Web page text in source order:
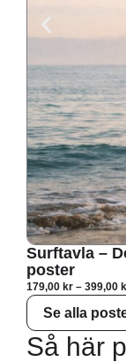
Surftavla –
poster
179,00 kr – 399,00
Se alla
Så här